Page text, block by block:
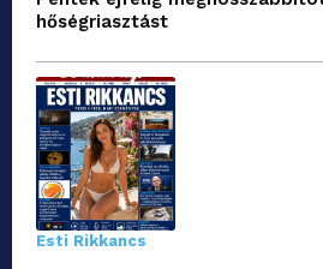
hőségriasztást
Esti Rikkancs